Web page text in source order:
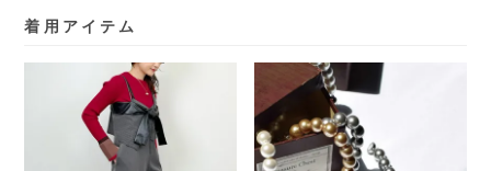
着用アイテム